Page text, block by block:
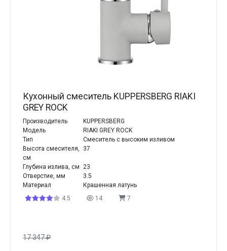
Кухонный смеситель KUPPERSBERG RIAKI
GREY ROCK
Производитель
KUPPERSBERG
Модель
RIAKI GREY ROCK
Тип
Смеситель с высоким изливом
Высота смесителя,
см
37
Глубина излива, см 23
Отверстие, мм
3.5
Материал
Крашенная латунь
4.5
14 7
17 347₽